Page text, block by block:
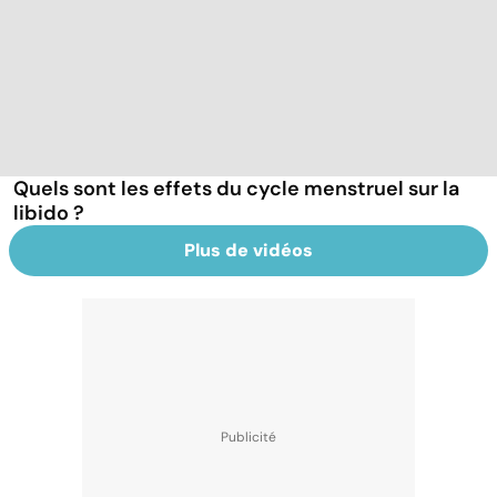
Quels sont les effets du cycle menstruel sur la
libido ?
Plus de vidéos